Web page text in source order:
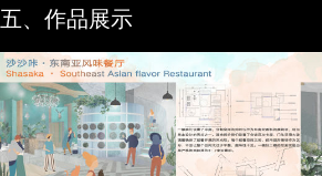
五、作品展示